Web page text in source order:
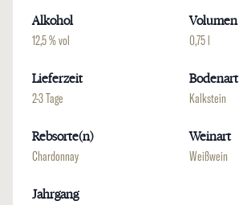
Alkohol
12,5 % vol
Volumen
0,75 l
Lieferzeit
2-3 Tage
Bodenart
Kalkstein
Rebsorte(n)
Chardonnay
Weinart
Weißwein
Jahrgang